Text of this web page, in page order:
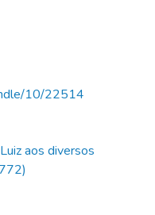
10/22514
aos diversos